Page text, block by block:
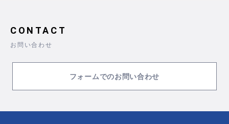
CONTACT
お問い合わせ
フォームでのお問い合わせ